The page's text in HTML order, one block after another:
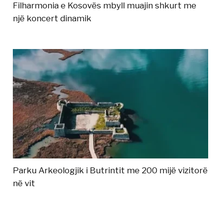
Filharmonia e Kosovës mbyll muajin shkurt me
një koncert dinamik
Parku Arkeologjik i Butrintit me 200 mijë vizitorë
në vit